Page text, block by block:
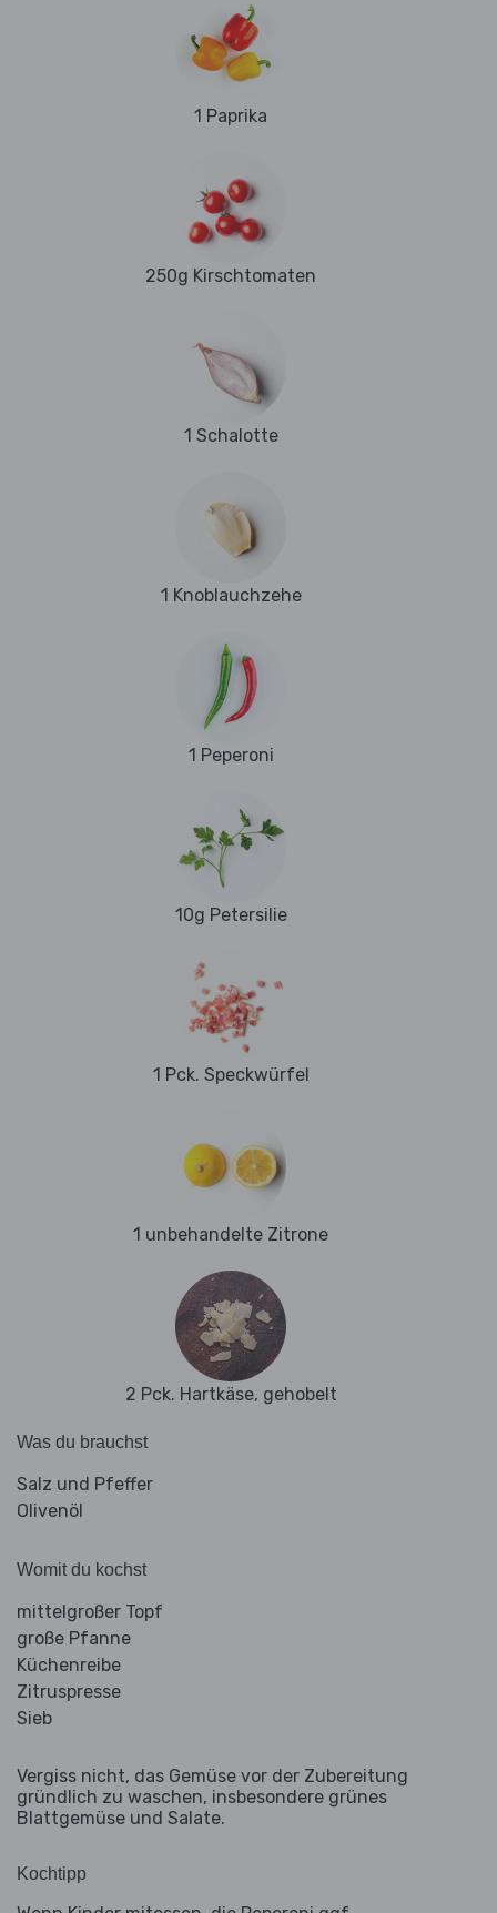
1 Paprika
250g Kirschtomaten
1 Schalotte
1 Knoblauchzehe
1 Peperoni
10g Petersilie
1 Pck. Speckwürfel
1 unbehandelte Zitrone
2 Pck. Hartkäse, gehobelt
Was du brauchst
Salz und Pfeffer
Olivenöl
Womit du kochst
mittelgroßer Topf
große Pfanne
Küchenreibe
Zitruspresse
Sieb
Vergiss nicht, das Gemüse vor der Zubereitung
gründlich zu waschen, insbesondere grünes
Blattgemüse und Salate.
Kochtipp